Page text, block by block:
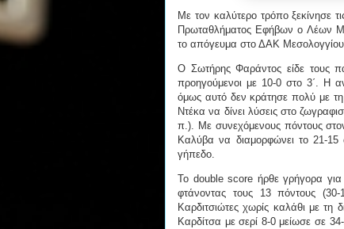
Με τον καλύτερο τρόπο ξεκίνησε
Πρωταθλήματος Εφήβων ο Λέων
το απόγευμα στο ΔΑΚ
Ο Σωτήρης Φαράντος είδε τους
προηγούμενοι με 10-0 στο 3΄. Η
όμως αυτό δεν κράτησε πολύ με
Ντέκα να δίνει λύσεις στο
π.). Με συνεχόμενους πόντους
Καλύβα να διαμορφώνει το 21-15
γήπεδο.
Το double score ήρθε γρήγορα για
φτάνοντας τους 13 πόντους
Καρδιτσιώτες χωρίς καλάθι με τη
Καρδίτσα με σερί 8-0 μείωσε σε